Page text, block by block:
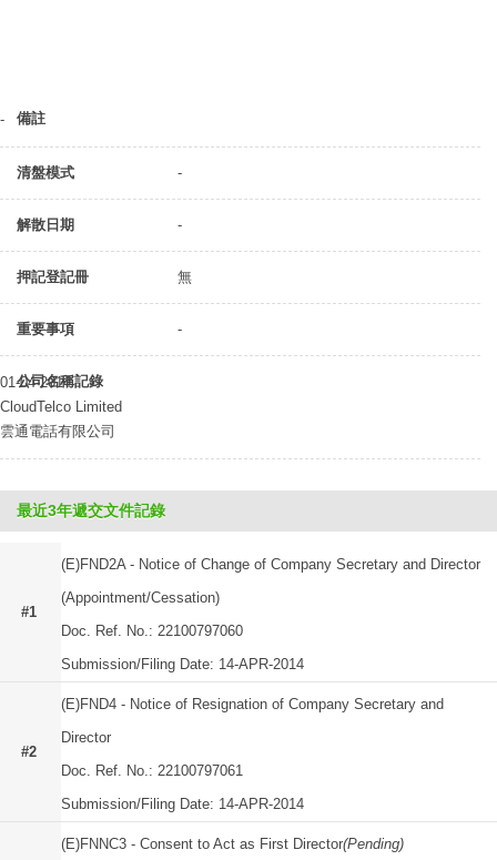
備註
-
清盤模式 -
解散日期 -
押記登記冊 無
重要事項 -
公司名稱記錄
01-04-2014
CloudTelco Limited
雲通電話有限公司
最近3年遞交文件記錄
#1
(E)FND2A - Notice of Change of Company Secretary and Director
(Appointment/Cessation)
Doc. Ref. No.: 22100797060
Submission/Filing Date: 14-APR-2014
#2
(E)FND4 - Notice of Resignation of Company Secretary and
Director
Doc. Ref. No.: 22100797061
Submission/Filing Date: 14-APR-2014
(E)FNNC3 - Consent to Act as First Director(Pending)